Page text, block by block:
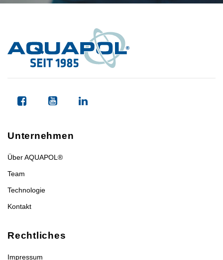
Unternehmen
Über AQUAPOL®
Team
Technologie
Kontakt
Rechtliches
Impressum